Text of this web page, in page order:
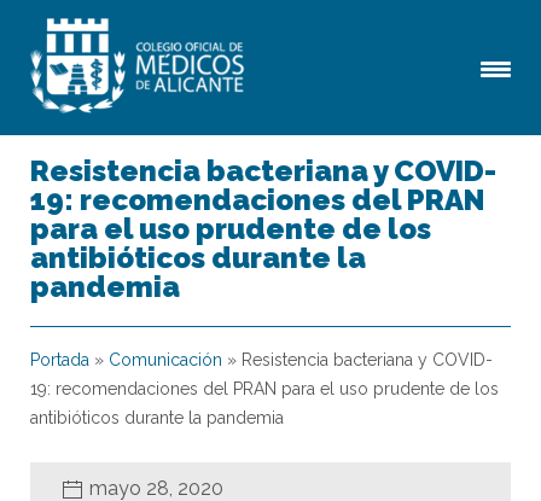
Resistencia bacteriana y COVID-
19: recomendaciones del PRAN
para el uso prudente de los
antibióticos durante la
pandemia
Portada » Comunicación » Resistencia bacteriana y COVID-
19: recomendaciones del PRAN para el uso prudente de los
antibióticos durante la pandemia
mayo 28, 2020